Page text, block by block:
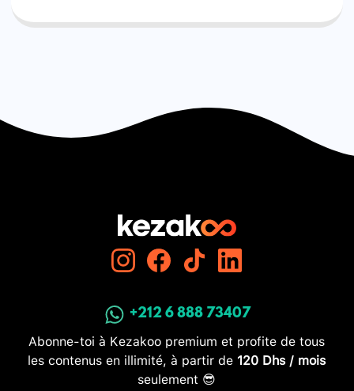
+212 6 888 73407
Abonne-toi à Kezakoo premium et profite de tous
les contenus en illimité, à partir de 120 Dhs / mois
seulement 😎